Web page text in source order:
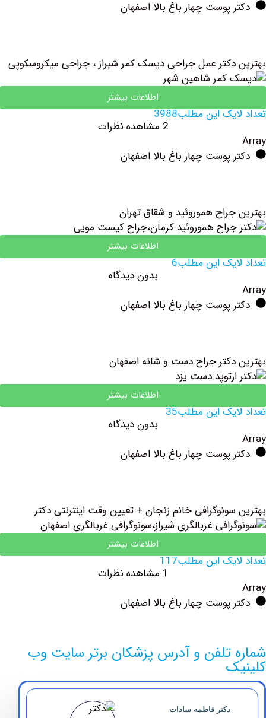
پوست چهار باغ بالا اصفهان
دکتر عمل جراحی دیسک کمر شیراز ، جراحی میکروسکوپی
اطلاعات بیشتر
این مطلب3988
پوست چهار باغ بالا اصفهان
هموروئید و شقاق تهران
اطلاعات بیشتر
این مطلب6
بدون دیدگاه
پوست چهار باغ بالا اصفهان
جراح دست و شانه اصفهان
اطلاعات بیشتر
این مطلب35
بدون دیدگاه
پوست چهار باغ بالا اصفهان
خانم زنجان + تعیین وقت اینترنتی دکتر
اطلاعات بیشتر
این مطلب117
پوست چهار باغ بالا اصفهان
تلفن و آدرس پزشکان برتر سایت وب
دکتر فاطمه سادات